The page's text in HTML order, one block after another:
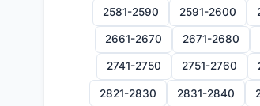
2581-2590 2591-2600
2661-2670 2671-2680
2741-2750 2751-2760
2821-2830 2831-2840